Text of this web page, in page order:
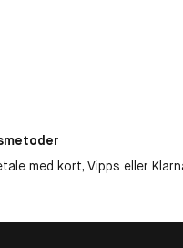
med kort, Vipps eller